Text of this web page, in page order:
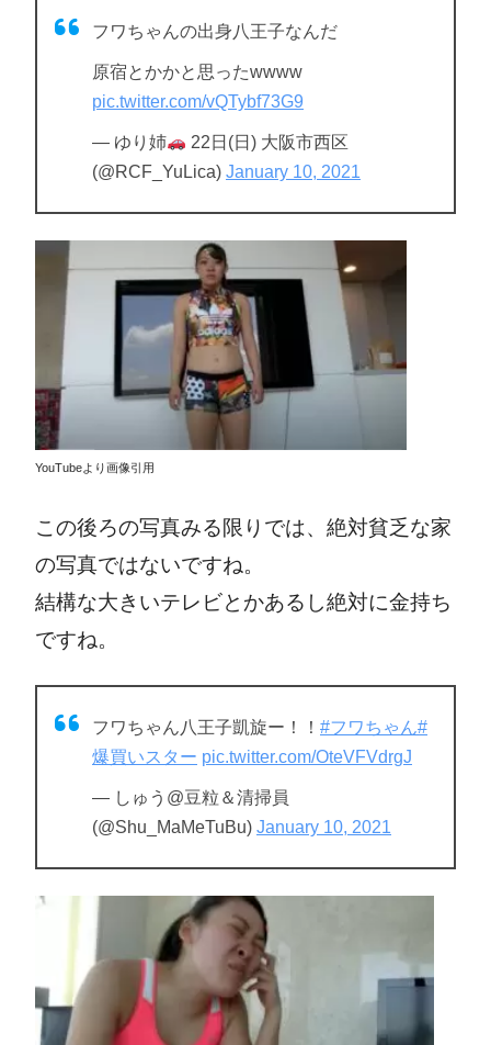
フワちゃんの出身八王子なんだ
原宿とかかと思ったwwww
pic.twitter.com/vQTybf73G9
— ゆり姉
22日(日) 大阪市西区
(@RCF_YuLica) January 10, 2021
YouTubeより画像引用
この後ろの写真みる限りでは、絶対貧乏な家
の写真ではないですね。
結構な大きいテレビとかあるし絶対に金持ち
ですね。
フワちゃん八王子凱旋ー！！ #フワちゃん#
爆買いスター pic.twitter.com/OteVFVdrgJ
— しゅう@豆粒＆清掃員
(@Shu_MaMeTuBu) January 10, 2021